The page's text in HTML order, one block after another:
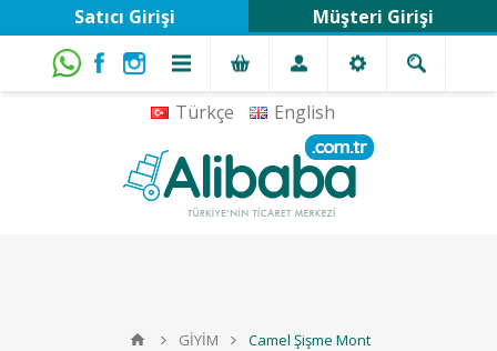
Türkçe English
Satıcı Girişi Müşteri Girişi
GİYİM Camel Şişme Mont